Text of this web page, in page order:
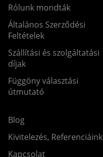
Rólunk mondták
Általános Szerződési
Feltételek
Szállítási és szolgáltatási
díjak
Függöny választási
útmutató
Blog
Kivitelezés, Referenciáink
Kapcsolat